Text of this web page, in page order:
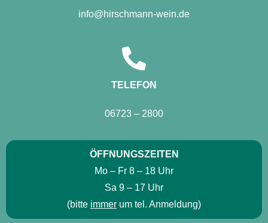
info@hirschmann-wein.de
TELEFON
06723 – 2800
ÖFFNUNGSZEITEN
Mo – Fr 8 – 18 Uhr
Sa 9 – 17 Uhr
(bitte immer um tel. Anmeldung)